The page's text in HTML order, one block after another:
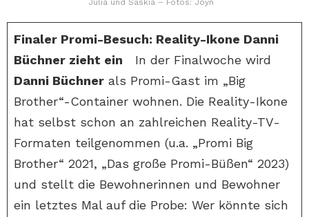
Finaler Promi-Besuch: Reality-Ikone Danni
Büchner zieht ein In der Finalwoche wird
Danni Büchner als Promi-Gast im „Big
Brother“-Container wohnen. Die Reality-Ikone
hat selbst schon an zahlreichen Reality-TV-
Formaten teilgenommen (u.a. „Promi Big
Brother“ 2021, „Das große Promi-Büßen“ 2023)
und stellt die Bewohnerinnen und Bewohner
ein letztes Mal auf die Probe: Wer könnte sich